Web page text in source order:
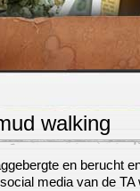
walking
en berucht
media van de TA